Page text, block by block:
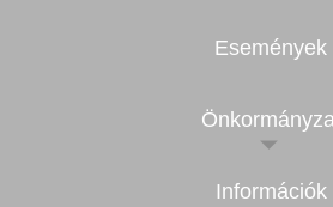
Események
Információk